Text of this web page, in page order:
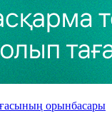
орынбасары